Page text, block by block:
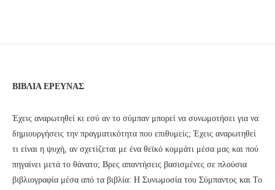
ΒΙΒΛΙΑ ΕΡΕΥΝΑΣ
Έχεις αναρωτηθεί κι εσύ αν το σύμπαν μπορεί να συνωμοτήσει για να
δημιουργήσεις την πραγματικότητα που επιθυμείς; Έχεις αναρωτηθεί
τι είναι η ψυχή, αν σχετίζεται με ένα θεϊκό κομμάτι μέσα μας και πού
πηγαίνει μετά το θάνατο; Βρες απαντήσεις βασισμένες σε πλούσια
βιβλιογραφία μέσα από τα βιβλία: Η Συνωμοσία του Σύμπαντος και Το